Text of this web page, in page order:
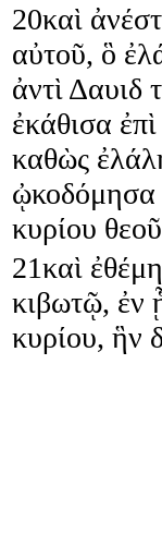
20καὶ
αὐτοῦ, ὃ
ἀντὶΔαυιδ
ἐκάθισα ἐπὶ
καθὼς
ᾠκοδόμησα
κυρίου θεοῦ
21καὶ
κιβωτῷ, ἐν
κυρίου, ἣν